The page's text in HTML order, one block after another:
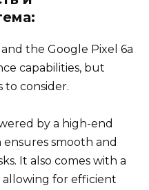
the Google Pixel 6a
capabilities, but
to consider.
by a high-end
smooth and
It also comes with a
allowing for efficient